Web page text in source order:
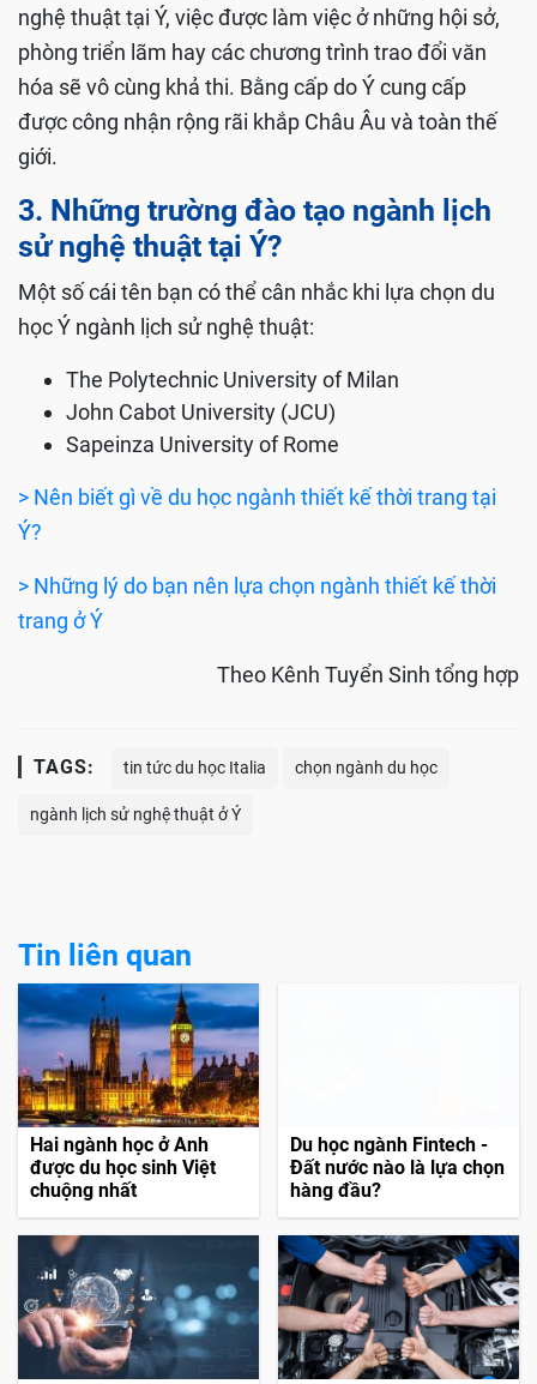
nghệ thuật tại Ý, việc được làm việc ở những hội sở,
phòng triển lãm hay các chương trình trao đổi văn
hóa sẽ vô cùng khả thi. Bằng cấp do Ý cung cấp
được công nhận rộng rãi khắp Châu Âu và toàn thế
giới.
3. Những trường đào tạo ngành lịch
sử nghệ thuật tại Ý?
Một số cái tên bạn có thể cân nhắc khi lựa chọn du
học Ý ngành lịch sử nghệ thuật:
The Polytechnic University of Milan
John Cabot University (JCU)
Sapeinza University of Rome
> Nên biết gì về du học ngành thiết kế thời trang tại
Ý?
> Những lý do bạn nên lựa chọn ngành thiết kế thời
trang ở Ý
Theo Kênh Tuyển Sinh tổng hợp
TAGS: tin tức du học Italia chọn ngành du học
ngành lịch sử nghệ thuật ở Ý
Tin liên quan
Hai ngành học ở Anh
được du học sinh Việt
chuộng nhất
Du học ngành Fintech -
Đất nước nào là lựa chọn
hàng đầu?